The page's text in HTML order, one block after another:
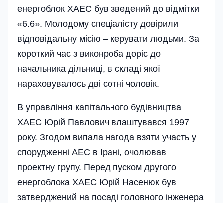
енергоблок ХАЕС був зведений до відмітки
«6.6». Молодому спеціалісту довірили
відпові­дальну місію – керувати людьми. За
короткий час з виконроба доріс до
начальника дільниці, в складі якої
нараховувалось дві сотні чоловік.
В управління капітального буді­вництва
ХАЕС Юрій Павлович влаштувався 1997
року. Згодом випала нагода взяти участь у
спорудженні АЕС в Ірані, очолював
проектну групу. Перед пуском другого
енергоблока ХАЕС Юрій Насенюк був
затверджений на посаді головного інженера